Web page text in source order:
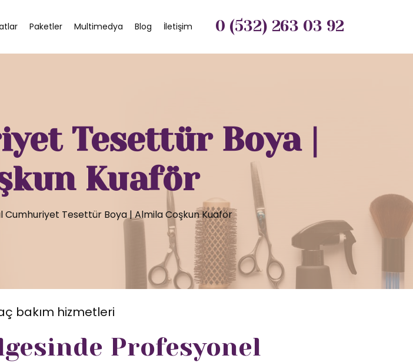
0 (532) 263 03 92
Paketler Multimedya Blog İletişim
Tesettür Boya |
Kuaför
Cumhuriyet Tesettür Boya | Almila Coşkun Kuaför
bakım hizmetleri
Profesyonel